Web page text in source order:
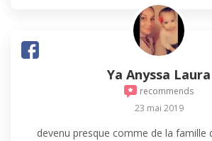
Ya Anyssa Laura
recommends
23 mai 2019
devenu presque comme de la famille